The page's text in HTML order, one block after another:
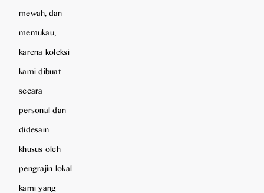
mewah, dan
memukau,
karena koleksi
kami dibuat
secara
personal dan
didesain
khusus oleh
pengrajin lokal
kami yang